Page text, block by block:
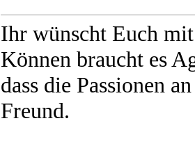
Ihr wünscht Euch
Können braucht es
dass die Passionen
Freund.